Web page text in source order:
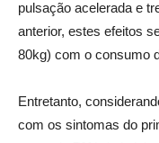
pulsação acelerada e
anterior, estes efeitos
80kg) com o consumo
Entretanto,
com os sintomas do